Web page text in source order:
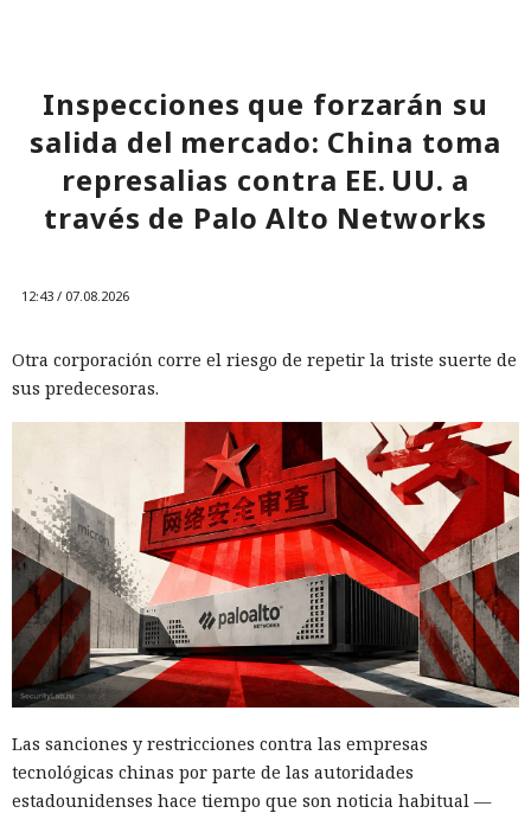
Inspecciones que forzarán su
salida del mercado: China toma
represalias contra EE. UU. a
través de Palo Alto Networks
12:43 / 07.08.2026
Otra corporación corre el riesgo de repetir la triste suerte de
sus predecesoras.
Las sanciones y restricciones contra las empresas
tecnológicas chinas por parte de las autoridades
estadounidenses hace tiempo que son noticia habitual —